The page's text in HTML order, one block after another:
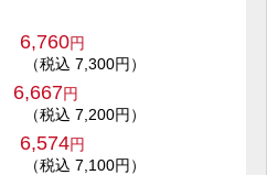
6,760円
（税込 7,300円）
6,667円
（税込 7,200円）
6,574円
（税込 7,100円）